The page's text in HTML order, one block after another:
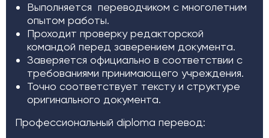
Выполняется переводчиком с многолетним
опытом работы.
Проходит проверку редакторской
командой перед заверением документа.
Заверяется официально в соответствии с
требованиями принимающего учреждения.
Точно соответствует тексту и структуре
оригинального документа.
Профессиональный diploma перевод: